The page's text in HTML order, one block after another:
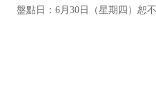
盤點日：6月30日（星期四）恕